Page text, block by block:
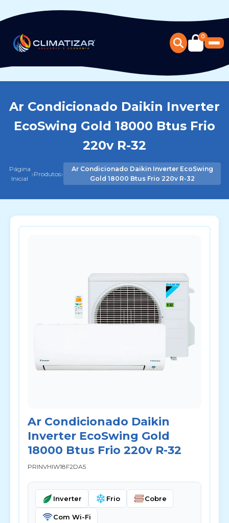
0
Ar Condicionado Daikin Inverter
EcoSwing Gold 18000 Btus Frio
220v R-32
Página
Inicial ›Produtos›
Ar Condicionado Daikin Inverter EcoSwing
Gold 18000 Btus Frio 220v R-32
Ar Condicionado Daikin
Inverter EcoSwing Gold
18000 Btus Frio 220v R-32
PRINVHIW18F2DA5
Inverter Frio Cobre
Com Wi-Fi